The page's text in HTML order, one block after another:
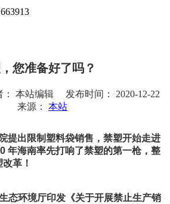
您准备好了吗？
本站编辑 发布时间： 2020-12-22
来源： 本站
提出限制塑料袋销售，禁塑开始走进
年海南率先打响了禁塑的第一枪，整
革！
态环境厅印发《关于开展禁止生产销